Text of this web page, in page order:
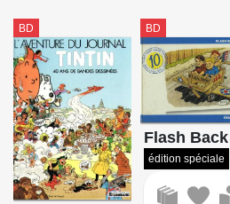
BD BD
Flash Back
édition spéciale